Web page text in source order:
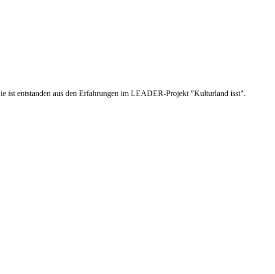
ist entstanden aus den Erfahrungen im LEADER-Projekt "Kulturland isst".